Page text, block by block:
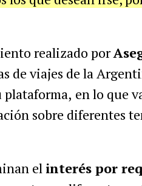
realizado por
de viajes de la
plataforma, en lo que
sobre diferentes
el interés por